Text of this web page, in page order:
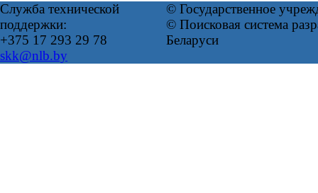
Служба технической
поддержки:
+375 17 293 29 78
skk@nlb.by
© Государственное
© Поисковая система
Беларуси